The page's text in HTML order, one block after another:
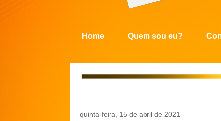
Home Quem sou eu?
quinta-feira, 15 de abril de 2021